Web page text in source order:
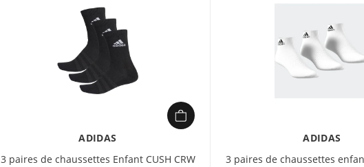
ADIDAS
3 paires de chaussettes Enfant CUSH CRW
ADIDAS
3 paires de chaussettes